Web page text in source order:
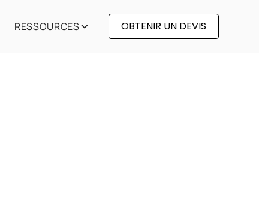
RESSOURCES OBTENIR UN DEVIS